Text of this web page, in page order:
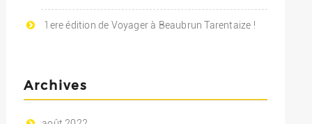
1ere édition de Voyager à Beaubrun Tarentaize !
Archives